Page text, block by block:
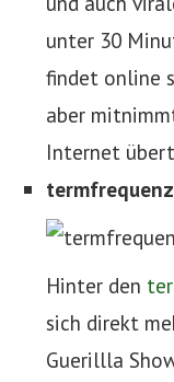
unter 30
findet online
aber
Internet
Hinter den
sich direkt
Guerillla